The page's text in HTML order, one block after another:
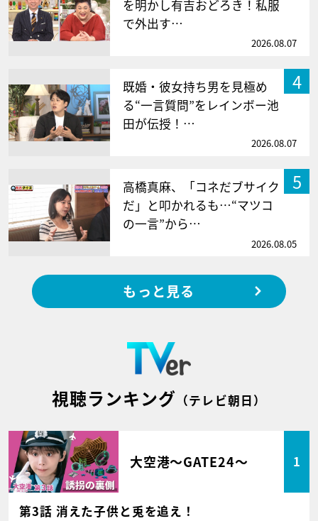
を明かし有吉おどろき！私服
で外出す…
2026.08.07
4
既婚・彼女持ち男を見極め
る“一言質問”をレインボー池
田が伝授！…
2026.08.07
5
高橋真麻、「コネだブサイク
だ」と叩かれるも…“マツコ
の一言”から…
2026.08.05
もっと見る
視聴ランキング （テレビ朝日）
大空港～GATE24～ 1
第3話 消えた子供と兎を追え！